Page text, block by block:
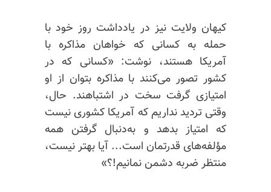
کیهان ولایت نیز در یادداشت روز خود با
حمله به کسانی که خواهان مذاکره با
آمریکا هستند، نوشت: «کسانی که در
کشور تصور می‌کنند با مذاکره بتوان از او
امتیازی گرفت سخت در اشتباهند. حال،
وقتی تردید نداریم که آمریکا کشوری نیست
که امتیاز بدهد و به‌دنبال گرفتن همه
مؤلفه‌های قدرتمان است... آیا بهتر نیست،
منتظر ضربه دشمن نمانیم!؟»